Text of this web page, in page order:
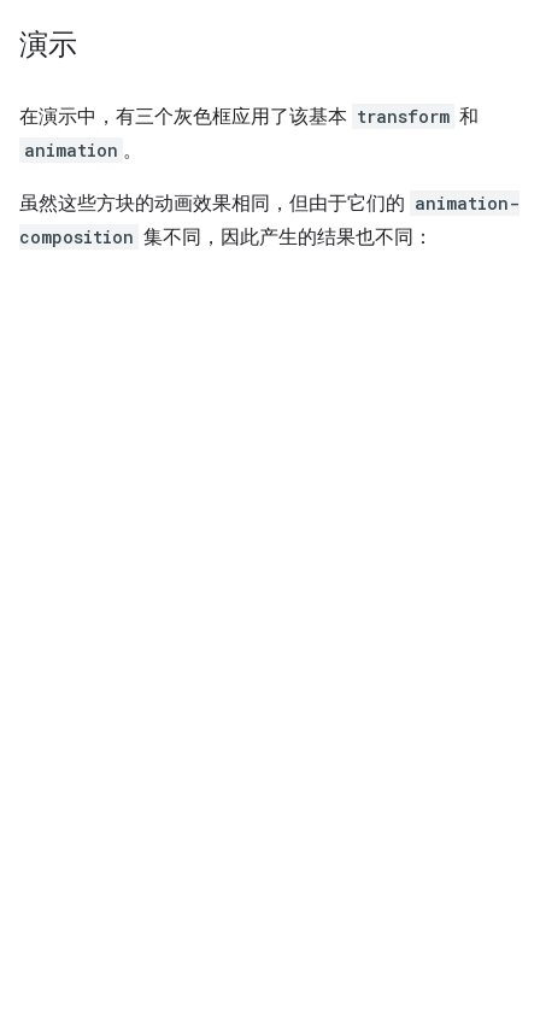
演示
在演示中，有三个灰色框应用了该基本 transform 和
animation 。
虽然这些方块的动画效果相同，但由于它们的 animation-
composition 集不同，因此产生的结果也不同：